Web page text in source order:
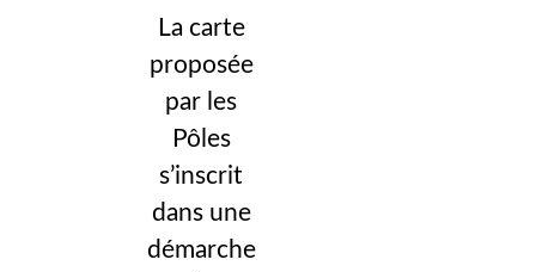
La carte
proposée
par les
Pôles
s’inscrit
dans une
démarche